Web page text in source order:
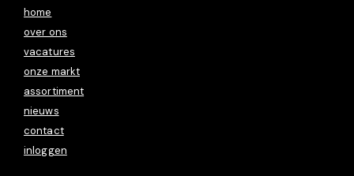
home
over ons
vacatures
onze markt
assortiment
nieuws
contact
inloggen